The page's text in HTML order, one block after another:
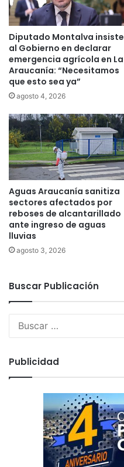
Diputado Montalva insiste
al Gobierno en declarar
emergencia agrícola en La
Araucanía: “Necesitamos
que esto sea ya”
agosto 4, 2026
Aguas Araucanía sanitiza
sectores afectados por
reboses de alcantarillado
ante ingreso de aguas
lluvias
agosto 3, 2026
Buscar Publicación
Publicidad